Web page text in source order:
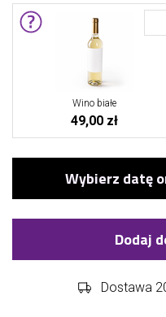
Wino białe
49,00 zł
Dodaj
Dostawa